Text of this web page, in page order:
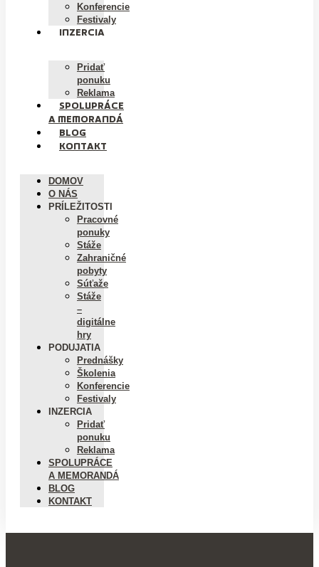
Konferencie
Festivaly
INZERCIA
Pridať
ponuku
Reklama
SPOLUPRÁCE
A MEMORANDÁ
BLOG
KONTAKT
DOMOV
O NÁS
PRÍLEŽITOSTI
Pracovné
ponuky
Stáže
Zahraničné
pobyty
Súťaže
Stáže
–
digitálne
hry
PODUJATIA
Prednášky
Školenia
Konferencie
Festivaly
INZERCIA
Pridať
ponuku
Reklama
SPOLUPRÁCE
A MEMORANDÁ
BLOG
KONTAKT